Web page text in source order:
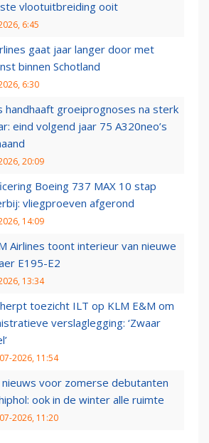
vlootuitbreiding ooit
6:45
gaat jaar langer door met
binnen Schotland
6:30
handhaaft groeiprognoses na sterk
eind volgend jaar 75 A320neo’s
20:09
Boeing 737 MAX 10 stap
vliegproeven afgerond
14:09
Airlines toont interieur van nieuwe
E195-E2
13:34
toezicht ILT op KLM E&M om
verslaglegging: ‘Zwaar
2026, 11:54
voor zomerse debutanten
ook in de winter alle ruimte
2026, 11:20